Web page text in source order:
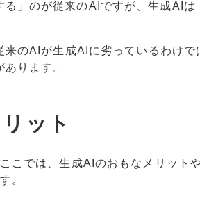
る」のが従来のAIですが、生成AI
のAIが生成AIに劣っているわけで
ります。
ット
ここでは、生成AIのおもなメリット
す。